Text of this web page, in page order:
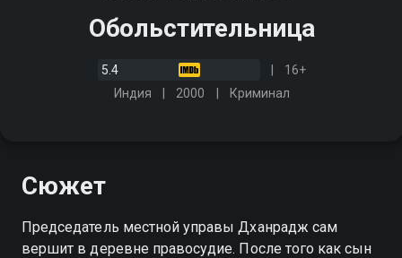
Обольстительница
5.4
16+
Индия
2000 Криминал
Сюжет
Председатель местной управы Дханрадж сам
вершит в деревне правосудие. После того как сын